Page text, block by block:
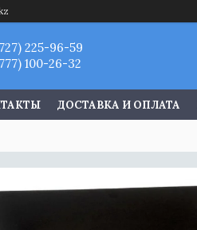
225-96-59
100-26-32
ДОСТАВКА И ОПЛАТА